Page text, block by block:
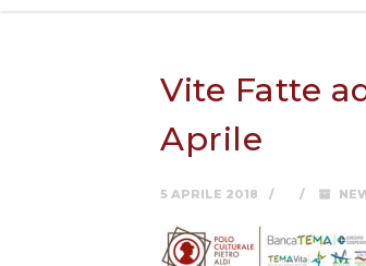
Vite Fatte
Aprile
5 APRILE 2018